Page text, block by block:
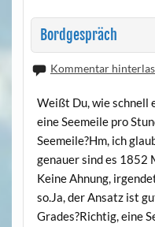
Bordgespräch
Kommentar
Weißt Du, wie schnell
eine Seemeile pro
Seemeile?Hm, ich
genauer sind es 1852
Keine Ahnung,
so.Ja, der Ansatz ist
Grades?Richtig, eine